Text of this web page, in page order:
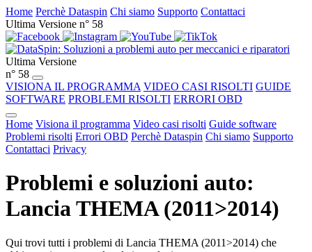
Home Perchè Dataspin Chi siamo Supporto Contattaci
Ultima Versione n° 58
Ultima Versione
n° 58
VISIONA IL PROGRAMMA VIDEO CASI RISOLTI GUIDE
SOFTWARE PROBLEMI RISOLTI ERRORI OBD
Home Visiona il programma Video casi risolti Guide software
Problemi risolti Errori OBD Perchè Dataspin Chi siamo Supporto
Contattaci Privacy
Problemi e soluzioni auto:
Lancia THEMA (2011>2014)
Qui trovi tutti i problemi di Lancia THEMA (2011>2014) che